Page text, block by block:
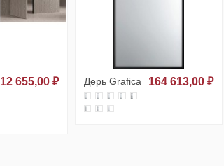
12 655,00 ₽ Дерь Grafica 164 613,00 ₽